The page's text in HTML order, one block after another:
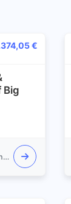
€
Big
New Elements GmbH / IT-Schulungen.com